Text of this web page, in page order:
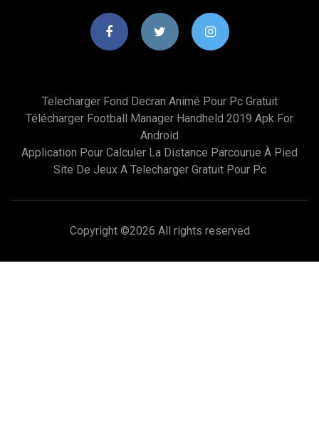
Telecharger Fond Decran Animé Pour Pc Gratuit
Télécharger Football Manager Handheld 2019 Apk For
Android
Application Pour Calculer La Distance Parcourue À Pied
Site De Jeux A Telecharger Gratuit Pour Pc
Copyright ©2026 All rights reserved